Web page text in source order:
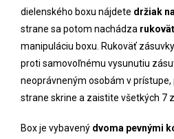
dielenského boxu nájdete držiak
strane sa potom nachádza rukoväť
manipuláciu boxu. Rukoväť
proti samovoľnému vysunutiu
neoprávneným osobám v
strane skrine a zaistite všetkých 7
Box je vybavený dvoma pevnými